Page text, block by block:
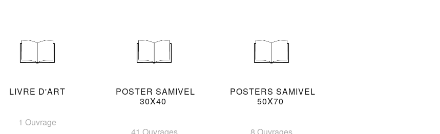
LIVRE D'ART
1 Ouvrage
POSTER SAMIVEL
30X40
41 Ouvrages
POSTERS SAMIVEL
50X70
8 Ouvrages